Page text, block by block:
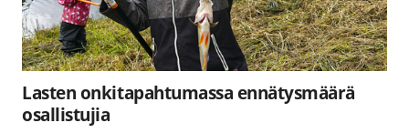
Lasten onkitapahtumassa ennätysmäärä
osallistujia